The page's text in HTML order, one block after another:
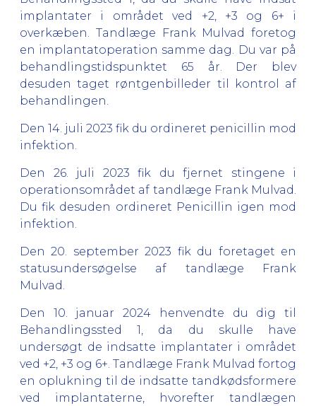
implantater i området ved +2, +3 og 6+ i
overkæben. Tandlæge Frank Mulvad foretog
en implantatoperation samme dag. Du var på
behandlingstidspunktet 65 år. Der blev
desuden taget røntgenbilleder til kontrol af
behandlingen.
Den 14. juli 2023 fik du ordineret penicillin mod
infektion.
Den 26. juli 2023 fik du fjernet stingene i
operationsområdet af tandlæge Frank Mulvad.
Du fik desuden ordineret Penicillin igen mod
infektion.
Den 20. september 2023 fik du foretaget en
statusundersøgelse af tandlæge Frank
Mulvad.
Den 10. januar 2024 henvendte du dig til
Behandlingssted 1, da du skulle have
undersøgt de indsatte implantater i området
ved +2, +3 og 6+. Tandlæge Frank Mulvad fortog
en oplukning til de indsatte tandkødsformere
ved implantaterne, hvorefter tandlægen